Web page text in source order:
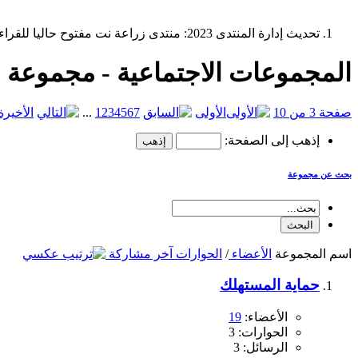
تحديث إدارة المنتدى 2023: منتدى زراعة نت مفتوح حاليا للقراءة فقط، ولا يقبل مشاركات جديدة. يمكنكم استخدام الشريط الظاهر أعلاه للبحث في كافة مواضيع المدوّنة والمنتدى.
المجموعات الاجتماعية -
صفحة 3 من 10 الأولى 1234567
...
إذهب إلى الصفحة:
بحث عن مجموعة
اسم المجموعة الأعضاء/ الحوارات آخر مشاركة
حماية المستهلك
الأعضاء: 19
الحوارات: 3
الرسائل: 3